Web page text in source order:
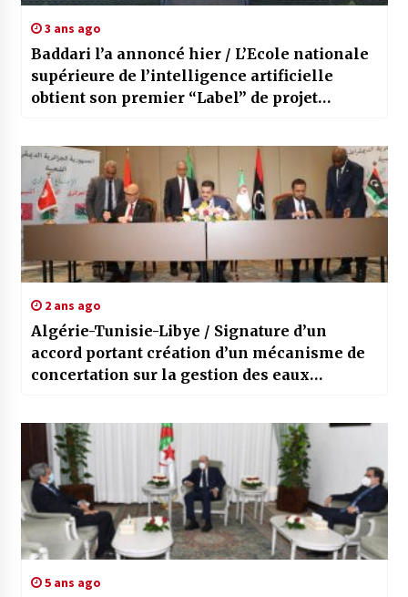
3 ans ago
Baddari l’a annoncé hier / L’Ecole nationale
supérieure de l’intelligence artificielle
obtient son premier “Label” de projet
2 ans ago
Algérie-Tunisie-Libye / Signature d’un
accord portant création d’un mécanisme de
concertation sur la gestion des eaux
5 ans ago